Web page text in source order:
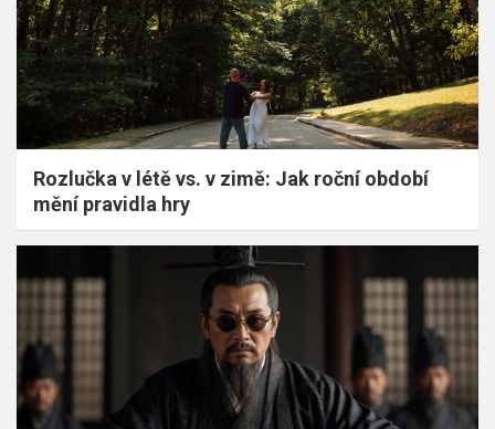
Rozlučka v létě vs. v zimě: Jak roční období
mění pravidla hry